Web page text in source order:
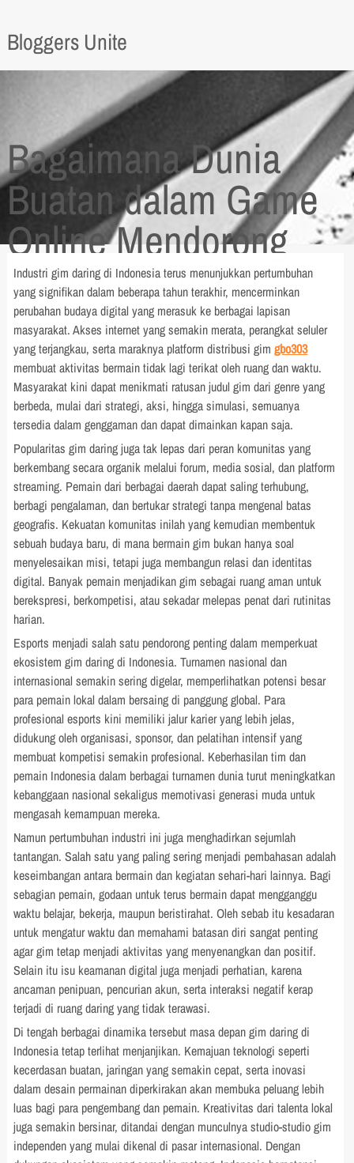
Bloggers Unite
Bagaimana Dunia
Buatan dalam Game
Online Mendorong
Kreativitas dan
Eksplorasi
Industri gim daring di Indonesia terus menunjukkan pertumbuhan
yang signifikan dalam beberapa tahun terakhir, mencerminkan
perubahan budaya digital yang merasuk ke berbagai lapisan
masyarakat. Akses internet yang semakin merata, perangkat seluler
yang terjangkau, serta maraknya platform distribusi gimgbo303
membuat aktivitas bermain tidak lagi terikat oleh ruang dan waktu.
Masyarakat kini dapat menikmati ratusan judul gim dari genre yang
berbeda, mulai dari strategi, aksi, hingga simulasi, semuanya
tersedia dalam genggaman dan dapat dimainkan kapan saja.
Popularitas gim daring juga tak lepas dari peran komunitas yang
berkembang secara organik melalui forum, media sosial, dan platform
streaming. Pemain dari berbagai daerah dapat saling terhubung,
berbagi pengalaman, dan bertukar strategi tanpa mengenal batas
geografis. Kekuatan komunitas inilah yang kemudian membentuk
sebuah budaya baru, di mana bermain gim bukan hanya soal
menyelesaikan misi, tetapi juga membangun relasi dan identitas
digital. Banyak pemain menjadikan gim sebagai ruang aman untuk
berekspresi, berkompetisi, atau sekadar melepas penat dari rutinitas
harian.
Esports menjadi salah satu pendorong penting dalam memperkuat
ekosistem gim daring di Indonesia. Turnamen nasional dan
internasional semakin sering digelar, memperlihatkan potensi besar
para pemain lokal dalam bersaing di panggung global. Para
profesional esports kini memiliki jalur karier yang lebih jelas,
didukung oleh organisasi, sponsor, dan pelatihan intensif yang
membuat kompetisi semakin profesional. Keberhasilan tim dan
pemain Indonesia dalam berbagai turnamen dunia turut meningkatkan
kebanggaan nasional sekaligus memotivasi generasi muda untuk
mengasah kemampuan mereka.
Namun pertumbuhan industri ini juga menghadirkan sejumlah
tantangan. Salah satu yang paling sering menjadi pembahasan adalah
keseimbangan antara bermain dan kegiatan sehari-hari lainnya. Bagi
sebagian pemain, godaan untuk terus bermain dapat mengganggu
waktu belajar, bekerja, maupun beristirahat. Oleh sebab itu kesadaran
untuk mengatur waktu dan memahami batasan diri sangat penting
agar gim tetap menjadi aktivitas yang menyenangkan dan positif.
Selain itu isu keamanan digital juga menjadi perhatian, karena
ancaman penipuan, pencurian akun, serta interaksi negatif kerap
terjadi di ruang daring yang tidak terawasi.
Di tengah berbagai dinamika tersebut masa depan gim daring di
Indonesia tetap terlihat menjanjikan. Kemajuan teknologi seperti
kecerdasan buatan, jaringan yang semakin cepat, serta inovasi
dalam desain permainan diperkirakan akan membuka peluang lebih
luas bagi para pengembang dan pemain. Kreativitas dari talenta lokal
juga semakin bersinar, ditandai dengan munculnya studio-studio gim
independen yang mulai dikenal di pasar internasional. Dengan